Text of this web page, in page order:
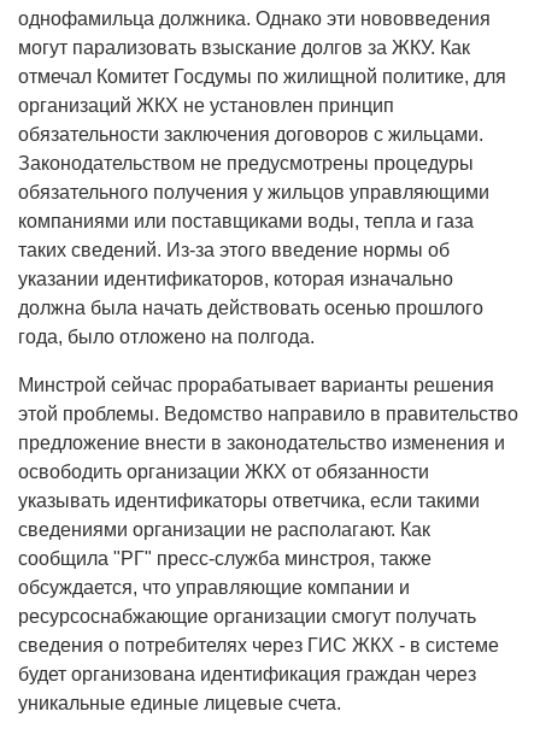
однофамильца должника. Однако эти нововведения
могут парализовать взыскание долгов за ЖКУ. Как
отмечал Комитет Госдумы по жилищной политике, для
организаций ЖКХ не установлен принцип
обязательности заключения договоров с жильцами.
Законодательством не предусмотрены процедуры
обязательного получения у жильцов управляющими
компаниями или поставщиками воды, тепла и газа
таких сведений. Из-за этого введение нормы об
указании идентификаторов, которая изначально
должна была начать действовать осенью прошлого
года, было отложено на полгода.
Минстрой сейчас прорабатывает варианты решения
этой проблемы. Ведомство направило в правительство
предложение внести в законодательство изменения и
освободить организации ЖКХ от обязанности
указывать идентификаторы ответчика, если такими
сведениями организации не располагают. Как
сообщила "РГ" пресс-служба минстроя, также
обсуждается, что управляющие компании и
ресурсоснабжающие организации смогут получать
сведения о потребителях через ГИС ЖКХ - в системе
будет организована идентификация граждан через
уникальные единые лицевые счета.